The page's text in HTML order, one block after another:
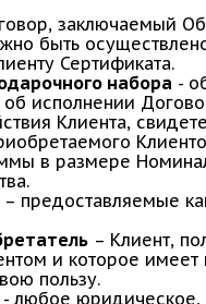
заключаемый
быть
Сертификата.
набора -
исполнении
Клиента,
в размере
– предоставляемые
– Клиент,
и которое имеет
пользу.
- любое юридическое,